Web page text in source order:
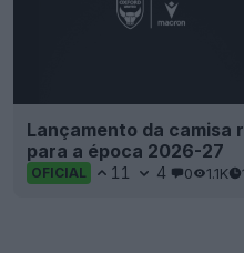
Lançamento da camisa
para a época 2026-27
OFICIAL 11 4 0 1.1K